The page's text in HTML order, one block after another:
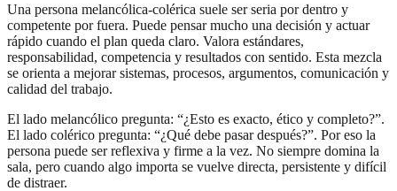
Una persona melancólica-colérica suele ser seria por dentro y
competente por fuera. Puede pensar mucho una decisión y actuar
rápido cuando el plan queda claro. Valora estándares,
responsabilidad, competencia y resultados con sentido. Esta mezcla
se orienta a mejorar sistemas, procesos, argumentos, comunicación y
calidad del trabajo.
El lado melancólico pregunta: “¿Esto es exacto, ético y completo?”.
El lado colérico pregunta: “¿Qué debe pasar después?”. Por eso la
persona puede ser reflexiva y firme a la vez. No siempre domina la
sala, pero cuando algo importa se vuelve directa, persistente y difícil
de distraer.